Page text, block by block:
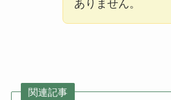
ありません。
関連記事